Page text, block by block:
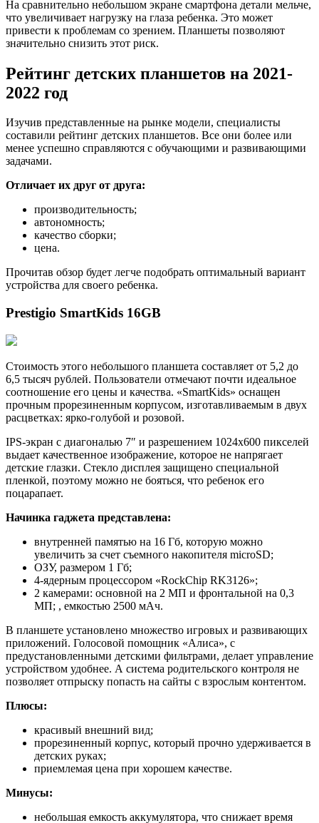
На сравнительно небольшом экране смартфона детали мельче,
что увеличивает нагрузку на глаза ребенка. Это может
привести к проблемам со зрением. Планшеты позволяют
значительно снизить этот риск.
Рейтинг детских планшетов на 2021-
2022 год
Изучив представленные на рынке модели, специалисты
составили рейтинг детских планшетов. Все они более или
менее успешно справляются с обучающими и развивающими
задачами.
Отличает их друг от друга:
производительность;
автономность;
качество сборки;
цена.
Прочитав обзор будет легче подобрать оптимальный вариант
устройства для своего ребенка.
Prestigio SmartKids 16GB
Стоимость этого небольшого планшета составляет от 5,2 до
6,5 тысяч рублей. Пользователи отмечают почти идеальное
соотношение его цены и качества. «SmartKids» оснащен
прочным прорезиненным корпусом, изготавливаемым в двух
расцветках: ярко-голубой и розовой.
IPS-экран с диагональю 7″ и разрешением 1024х600 пикселей
выдает качественное изображение, которое не напрягает
детские глазки. Стекло дисплея защищено специальной
пленкой, поэтому можно не бояться, что ребенок его
поцарапает.
Начинка гаджета представлена:
внутренней памятью на 16 Гб, которую можно
увеличить за счет съемного накопителя microSD;
ОЗУ, размером 1 Гб;
4-ядерным процессором «RockChip RK3126»;
2 камерами: основной на 2 МП и фронтальной на 0,3
МП; , емкостью 2500 мАч.
В планшете установлено множество игровых и развивающих
приложений. Голосовой помощник «Алиса», с
предустановленными детскими фильтрами, делает управление
устройством удобнее. А система родительского контроля не
позволяет отпрыску попасть на сайты с взрослым контентом.
Плюсы:
красивый внешний вид;
прорезиненный корпус, который прочно удерживается в
детских руках;
приемлемая цена при хорошем качестве.
Минусы:
небольшая емкость аккумулятора, что снижает время